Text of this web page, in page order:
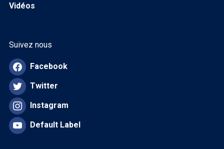
Vidéos
Suivez nous
Facebook
Twitter
Instagram
Default Label